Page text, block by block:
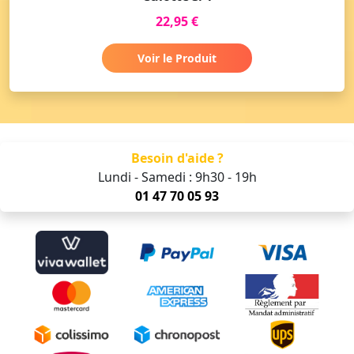
22,95 €
Voir le Produit
Besoin d'aide ?
Lundi - Samedi : 9h30 - 19h
01 47 70 05 93